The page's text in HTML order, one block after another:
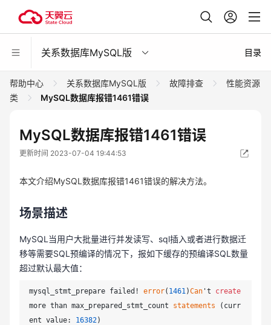
关系数据库MySQL版 目录
帮助中心 关系数据库MySQL版 故障排查
性能资源
类
MySQL数据库报错1461错误
MySQL数据库报错1461错误
更新时间 2023-07-04 19:44:53
本文介绍MySQL数据库报错1461错误的解决方法。
场景描述
MySQL当用户大批量进行并发读写、sql插入或者进行数据迁
移等需要SQL预编译的情况下，报如下缓存的预编译SQL数量
超过默认最大值：
mysql_stmt_prepare failed! error( 1461)Can't create
more than max_prepared_stmt_count statements (curr
ent value: 16382